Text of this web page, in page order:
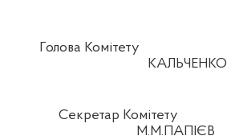
Голова Комітету
КАЛЬЧЕНКО
Секретар Комітету
М.М.ПАПІЄВ